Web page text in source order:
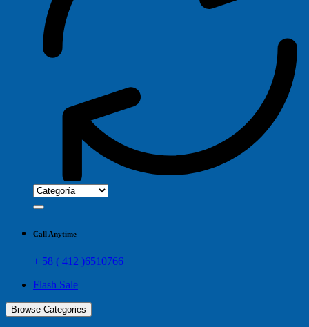
Call Anytime
+ 58 ( 412 )6510766
Flash Sale
Browse Categories